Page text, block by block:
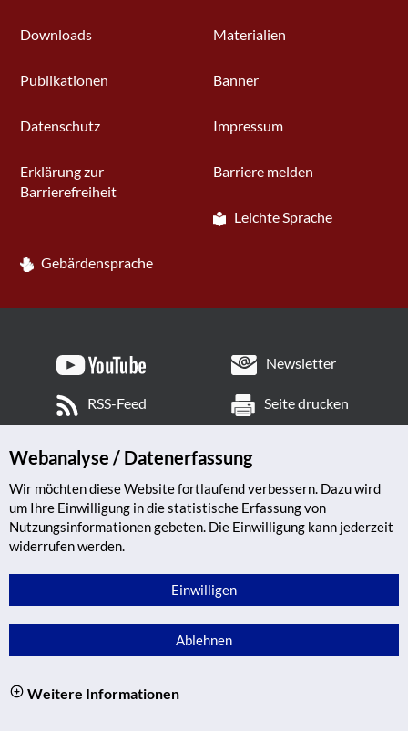
Downloads Materialien
Publikationen Banner
Datenschutz Impressum
Erklärung zur
Barrierefreiheit
Barriere melden
Leichte Sprache
Gebärdensprache
Newsletter
RSS-Feed Seite drucken
Webanalyse / Datenerfassung
Wir möchten diese Website fortlaufend verbessern. Dazu wird
um Ihre Einwilligung in die statistische Erfassung von
Nutzungsinformationen gebeten. Die Einwilligung kann jederzeit
widerrufen werden.
Einwilligen
Ablehnen
Weitere Informationen